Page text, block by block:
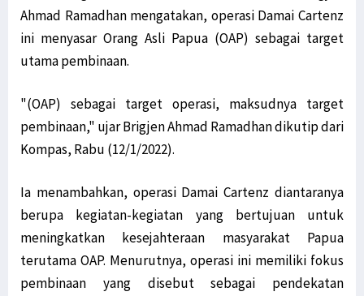
Ahmad Ramadhan mengatakan, operasi Damai Cartenz
ini menyasar Orang Asli Papua (OAP) sebagai target
utama pembinaan.
"(OAP) sebagai target operasi, maksudnya target
pembinaan," ujar Brigjen Ahmad Ramadhan dikutip dari
Kompas, Rabu (12/1/2022).
Ia menambahkan, operasi Damai Cartenz diantaranya
berupa kegiatan-kegiatan yang bertujuan untuk
meningkatkan kesejahteraan masyarakat Papua
terutama OAP. Menurutnya, operasi ini memiliki fokus
pembinaan yang disebut sebagai pendekatan